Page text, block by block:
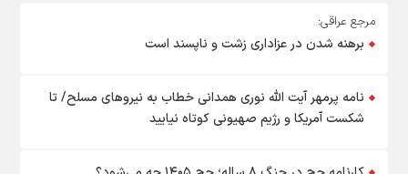
مرجع عراقی:
برهنه شدن در عزاداری زشت و ناپسند است
نامه پرمهر آیت الله نوری همدانی خطاب به نیروهای مسلح/ تا
شکست آمریکا و رژیم صهیونی کوتاه نیایید